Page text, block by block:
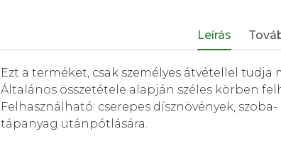
Leírás
Ezt a terméket, csak személyes átvétellel tudja
Általános összetétele alapján széles körben
Felhasználható: cserepes dísznövények,
tápanyag utánpótlására.